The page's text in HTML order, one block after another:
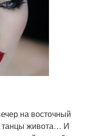
на восточный
танцы живота… И